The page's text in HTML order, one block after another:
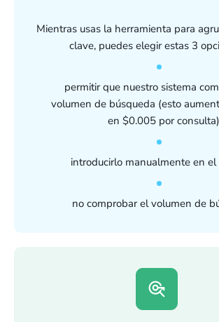
Mientras usas la herramienta para
clave, puedes elegir estas 3
permitir que nuestro sistema
volumen de búsqueda (esto
en $0.005 por consulta)
introducirlo manualmente en el
no comprobar el volumen de